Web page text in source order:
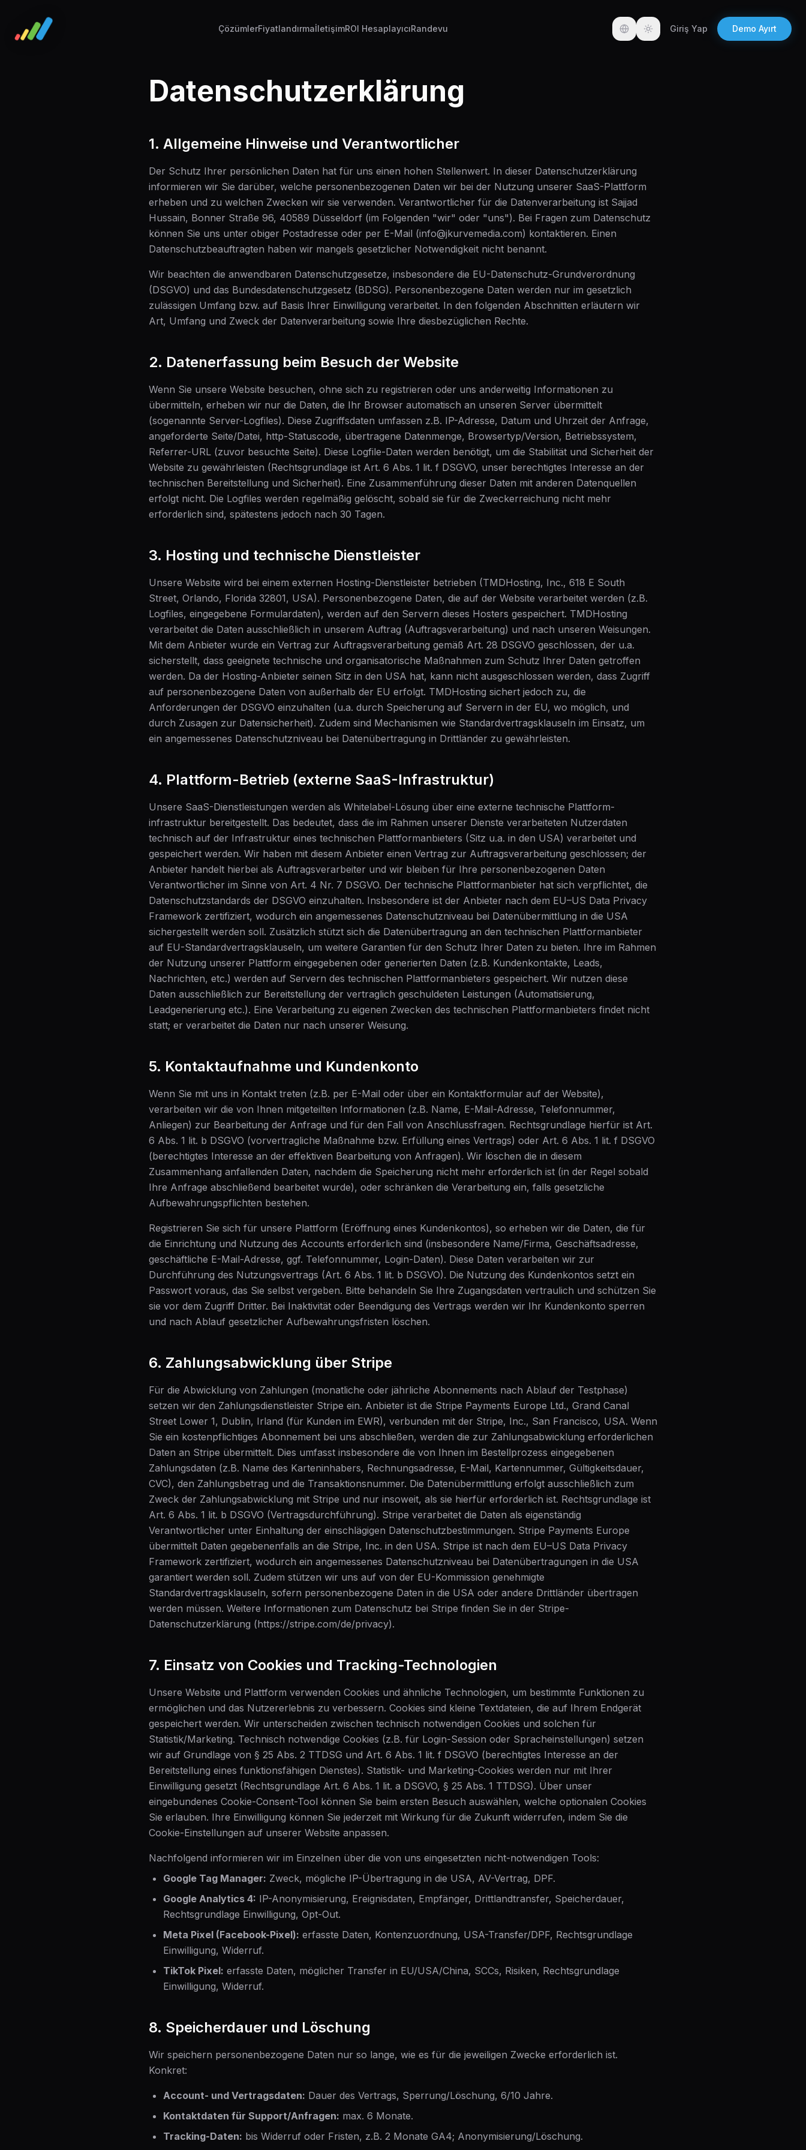
ÇözümlerFiyatlandırmaİletişimROI HesaplayıcıRandevu Toggle language
Toggle theme
Giriş Yap Demo Ayırt
Datenschutzerklärung
1. Allgemeine Hinweise und Verantwortlicher
Der Schutz Ihrer persönlichen Daten hat für uns einen hohen Stellenwert. In dieser Datenschutzerklärung
informieren wir Sie darüber, welche personenbezogenen Daten wir bei der Nutzung unserer SaaS-Plattform
erheben und zu welchen Zwecken wir sie verwenden. Verantwortlicher für die Datenverarbeitung ist Sajjad
Hussain, Bonner Straße 96, 40589 Düsseldorf (im Folgenden "wir" oder "uns"). Bei Fragen zum Datenschutz
können Sie uns unter obiger Postadresse oder per E-Mail (info@jkurvemedia.com) kontaktieren. Einen
Datenschutzbeauftragten haben wir mangels gesetzlicher Notwendigkeit nicht benannt.
Wir beachten die anwendbaren Datenschutzgesetze, insbesondere die EU-Datenschutz-Grundverordnung
(DSGVO) und das Bundesdatenschutzgesetz (BDSG). Personenbezogene Daten werden nur im gesetzlich
zulässigen Umfang bzw. auf Basis Ihrer Einwilligung verarbeitet. In den folgenden Abschnitten erläutern wir
Art, Umfang und Zweck der Datenverarbeitung sowie Ihre diesbezüglichen Rechte.
2. Datenerfassung beim Besuch der Website
Wenn Sie unsere Website besuchen, ohne sich zu registrieren oder uns anderweitig Informationen zu
übermitteln, erheben wir nur die Daten, die Ihr Browser automatisch an unseren Server übermittelt
(sogenannte Server-Logfiles). Diese Zugriffsdaten umfassen z.B. IP-Adresse, Datum und Uhrzeit der Anfrage,
angeforderte Seite/Datei, http-Statuscode, übertragene Datenmenge, Browsertyp/Version, Betriebssystem,
Referrer-URL (zuvor besuchte Seite). Diese Logfile-Daten werden benötigt, um die Stabilität und Sicherheit der
Website zu gewährleisten (Rechtsgrundlage ist Art. 6 Abs. 1 lit. f DSGVO, unser berechtigtes Interesse an der
technischen Bereitstellung und Sicherheit). Eine Zusammenführung dieser Daten mit anderen Datenquellen
erfolgt nicht. Die Logfiles werden regelmäßig gelöscht, sobald sie für die Zweckerreichung nicht mehr
erforderlich sind, spätestens jedoch nach 30 Tagen.
3. Hosting und technische Dienstleister
Unsere Website wird bei einem externen Hosting-Dienstleister betrieben (TMDHosting, Inc., 618 E South
Street, Orlando, Florida 32801, USA). Personenbezogene Daten, die auf der Website verarbeitet werden (z.B.
Logfiles, eingegebene Formulardaten), werden auf den Servern dieses Hosters gespeichert. TMDHosting
verarbeitet die Daten ausschließlich in unserem Auftrag (Auftragsverarbeitung) und nach unseren Weisungen.
Mit dem Anbieter wurde ein Vertrag zur Auftragsverarbeitung gemäß Art. 28 DSGVO geschlossen, der u.a.
sicherstellt, dass geeignete technische und organisatorische Maßnahmen zum Schutz Ihrer Daten getroffen
werden. Da der Hosting-Anbieter seinen Sitz in den USA hat, kann nicht ausgeschlossen werden, dass Zugriff
auf personenbezogene Daten von außerhalb der EU erfolgt. TMDHosting sichert jedoch zu, die
Anforderungen der DSGVO einzuhalten (u.a. durch Speicherung auf Servern in der EU, wo möglich, und
durch Zusagen zur Datensicherheit). Zudem sind Mechanismen wie Standardvertragsklauseln im Einsatz, um
ein angemessenes Datenschutzniveau bei Datenübertragung in Drittländer zu gewährleisten.
4. Plattform-Betrieb (externe SaaS-Infrastruktur)
Unsere SaaS-Dienstleistungen werden als Whitelabel-Lösung über eine externe technische Plattform-
infrastruktur bereitgestellt. Das bedeutet, dass die im Rahmen unserer Dienste verarbeiteten Nutzerdaten
technisch auf der Infrastruktur eines technischen Plattformanbieters (Sitz u.a. in den USA) verarbeitet und
gespeichert werden. Wir haben mit diesem Anbieter einen Vertrag zur Auftragsverarbeitung geschlossen; der
Anbieter handelt hierbei als Auftragsverarbeiter und wir bleiben für Ihre personenbezogenen Daten
Verantwortlicher im Sinne von Art. 4 Nr. 7 DSGVO. Der technische Plattformanbieter hat sich verpflichtet, die
Datenschutzstandards der DSGVO einzuhalten. Insbesondere ist der Anbieter nach dem EU–US Data Privacy
Framework zertifiziert, wodurch ein angemessenes Datenschutzniveau bei Datenübermittlung in die USA
sichergestellt werden soll. Zusätzlich stützt sich die Datenübertragung an den technischen Plattformanbieter
auf EU-Standardvertragsklauseln, um weitere Garantien für den Schutz Ihrer Daten zu bieten. Ihre im Rahmen
der Nutzung unserer Plattform eingegebenen oder generierten Daten (z.B. Kundenkontakte, Leads,
Nachrichten, etc.) werden auf Servern des technischen Plattformanbieters gespeichert. Wir nutzen diese
Daten ausschließlich zur Bereitstellung der vertraglich geschuldeten Leistungen (Automatisierung,
Leadgenerierung etc.). Eine Verarbeitung zu eigenen Zwecken des technischen Plattformanbieters findet nicht
statt; er verarbeitet die Daten nur nach unserer Weisung.
5. Kontaktaufnahme und Kundenkonto
Wenn Sie mit uns in Kontakt treten (z.B. per E-Mail oder über ein Kontaktformular auf der Website),
verarbeiten wir die von Ihnen mitgeteilten Informationen (z.B. Name, E-Mail-Adresse, Telefonnummer,
Anliegen) zur Bearbeitung der Anfrage und für den Fall von Anschlussfragen. Rechtsgrundlage hierfür ist Art.
6 Abs. 1 lit. b DSGVO (vorvertragliche Maßnahme bzw. Erfüllung eines Vertrags) oder Art. 6 Abs. 1 lit. f DSGVO
(berechtigtes Interesse an der effektiven Bearbeitung von Anfragen). Wir löschen die in diesem
Zusammenhang anfallenden Daten, nachdem die Speicherung nicht mehr erforderlich ist (in der Regel sobald
Ihre Anfrage abschließend bearbeitet wurde), oder schränken die Verarbeitung ein, falls gesetzliche
Aufbewahrungspflichten bestehen.
Registrieren Sie sich für unsere Plattform (Eröffnung eines Kundenkontos), so erheben wir die Daten, die für
die Einrichtung und Nutzung des Accounts erforderlich sind (insbesondere Name/Firma, Geschäftsadresse,
geschäftliche E-Mail-Adresse, ggf. Telefonnummer, Login-Daten). Diese Daten verarbeiten wir zur
Durchführung des Nutzungsvertrags (Art. 6 Abs. 1 lit. b DSGVO). Die Nutzung des Kundenkontos setzt ein
Passwort voraus, das Sie selbst vergeben. Bitte behandeln Sie Ihre Zugangsdaten vertraulich und schützen Sie
sie vor dem Zugriff Dritter. Bei Inaktivität oder Beendigung des Vertrags werden wir Ihr Kundenkonto sperren
und nach Ablauf gesetzlicher Aufbewahrungsfristen löschen.
6. Zahlungsabwicklung über Stripe
Für die Abwicklung von Zahlungen (monatliche oder jährliche Abonnements nach Ablauf der Testphase)
setzen wir den Zahlungsdienstleister Stripe ein. Anbieter ist die Stripe Payments Europe Ltd., Grand Canal
Street Lower 1, Dublin, Irland (für Kunden im EWR), verbunden mit der Stripe, Inc., San Francisco, USA. Wenn
Sie ein kostenpflichtiges Abonnement bei uns abschließen, werden die zur Zahlungsabwicklung erforderlichen
Daten an Stripe übermittelt. Dies umfasst insbesondere die von Ihnen im Bestellprozess eingegebenen
Zahlungsdaten (z.B. Name des Karteninhabers, Rechnungsadresse, E-Mail, Kartennummer, Gültigkeitsdauer,
CVC), den Zahlungsbetrag und die Transaktionsnummer. Die Datenübermittlung erfolgt ausschließlich zum
Zweck der Zahlungsabwicklung mit Stripe und nur insoweit, als sie hierfür erforderlich ist. Rechtsgrundlage ist
Art. 6 Abs. 1 lit. b DSGVO (Vertragsdurchführung). Stripe verarbeitet die Daten als eigenständig
Verantwortlicher unter Einhaltung der einschlägigen Datenschutzbestimmungen. Stripe Payments Europe
übermittelt Daten gegebenenfalls an die Stripe, Inc. in den USA. Stripe ist nach dem EU–US Data Privacy
Framework zertifiziert, wodurch ein angemessenes Datenschutzniveau bei Datenübertragungen in die USA
garantiert werden soll. Zudem stützen wir uns auf von der EU-Kommission genehmigte
Standardvertragsklauseln, sofern personenbezogene Daten in die USA oder andere Drittländer übertragen
werden müssen. Weitere Informationen zum Datenschutz bei Stripe finden Sie in der Stripe-
Datenschutzerklärung (https://stripe.com/de/privacy).
7. Einsatz von Cookies und Tracking-Technologien
Unsere Website und Plattform verwenden Cookies und ähnliche Technologien, um bestimmte Funktionen zu
ermöglichen und das Nutzererlebnis zu verbessern. Cookies sind kleine Textdateien, die auf Ihrem Endgerät
gespeichert werden. Wir unterscheiden zwischen technisch notwendigen Cookies und solchen für
Statistik/Marketing. Technisch notwendige Cookies (z.B. für Login-Session oder Spracheinstellungen) setzen
wir auf Grundlage von § 25 Abs. 2 TTDSG und Art. 6 Abs. 1 lit. f DSGVO (berechtigtes Interesse an der
Bereitstellung eines funktionsfähigen Dienstes). Statistik- und Marketing-Cookies werden nur mit Ihrer
Einwilligung gesetzt (Rechtsgrundlage Art. 6 Abs. 1 lit. a DSGVO, § 25 Abs. 1 TTDSG). Über unser
eingebundenes Cookie-Consent-Tool können Sie beim ersten Besuch auswählen, welche optionalen Cookies
Sie erlauben. Ihre Einwilligung können Sie jederzeit mit Wirkung für die Zukunft widerrufen, indem Sie die
Cookie-Einstellungen auf unserer Website anpassen.
Nachfolgend informieren wir im Einzelnen über die von uns eingesetzten nicht-notwendigen Tools:
Google Tag Manager: Zweck, mögliche IP-Übertragung in die USA, AV-Vertrag, DPF.
Google Analytics 4: IP-Anonymisierung, Ereignisdaten, Empfänger, Drittlandtransfer, Speicherdauer,
Rechtsgrundlage Einwilligung, Opt-Out.
Meta Pixel (Facebook-Pixel): erfasste Daten, Kontenzuordnung, USA-Transfer/DPF, Rechtsgrundlage
Einwilligung, Widerruf.
TikTok Pixel: erfasste Daten, möglicher Transfer in EU/USA/China, SCCs, Risiken, Rechtsgrundlage
Einwilligung, Widerruf.
8. Speicherdauer und Löschung
Wir speichern personenbezogene Daten nur so lange, wie es für die jeweiligen Zwecke erforderlich ist.
Konkret:
Account- und Vertragsdaten: Dauer des Vertrags, Sperrung/Löschung, 6/10 Jahre.
Kontaktdaten für Support/Anfragen: max. 6 Monate.
Tracking-Daten: bis Widerruf oder Fristen, z.B. 2 Monate GA4; Anonymisierung/Löschung.